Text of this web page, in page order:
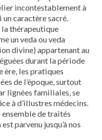
incontestablement à
caractère sacré.
la thérapeutique
un veda ou veda
divine) appartenant au
durant la période
ère, les pratiques
de l’époque, surtout
lignées familiales, se
à d’illustres médecins.
de traités
parvenu jusqu’à nos